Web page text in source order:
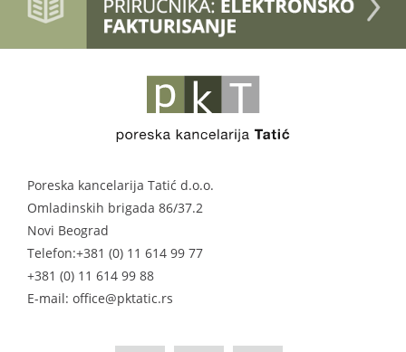
Poreska kancelarija Tatić d.o.o.
Omladinskih brigada 86/37.2
Novi Beograd
Telefon:+381 (0) 11 614 99 77
+381 (0) 11 614 99 88
E-mail: office@pktatic.rs